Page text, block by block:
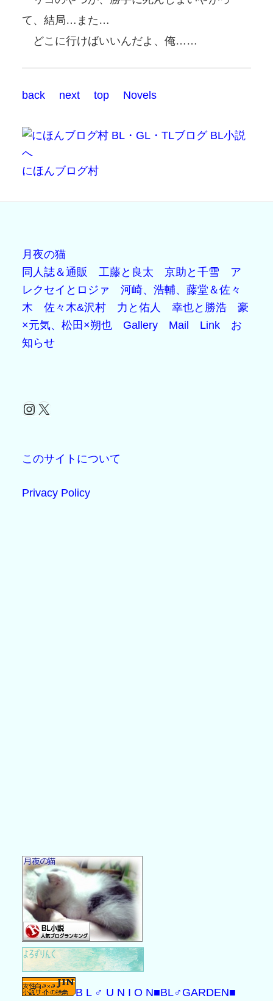
て、結局…また…
どこに行けばいいんだよ、俺……
back next top Novels
にほんブログ村
月夜の猫
同人誌＆通販
工藤と良太 京助と千雪
ア
レクセイとロジァ
河崎、浩輔、藤堂＆佐々
木
佐々木&沢村 力と佑人 幸也と勝浩
豪
×元気、松田×朔也
Gallery Mail Link
お
知らせ
Instagram
X
このサイトについて
Privacy Policy
B L ♂ U N I O N■BL♂GARDEN■